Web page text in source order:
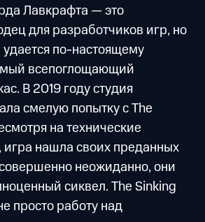
Лавкрафта — это
для разработчиков игр, но
по-настоящему
всепоглощающий
В 2019 году студия
смелую попытку с The
на технические
игра нашла своих преданных
неожиданно, они
сиквел. The Sinking
просто работу над